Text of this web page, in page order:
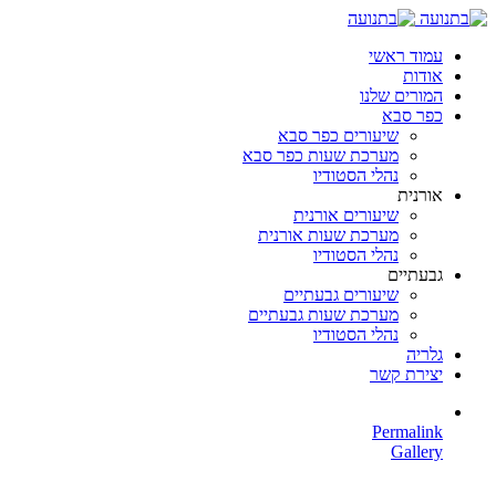
עמוד ראשי
אודות
המורים שלנו
כפר סבא
שיעורים כפר סבא
מערכת שעות כפר סבא
נהלי הסטודיו
אורנית
שיעורים אורנית
מערכת שעות אורנית
נהלי הסטודיו
גבעתיים
שיעורים גבעתיים
מערכת שעות גבעתיים
נהלי הסטודיו
גלריה
יצירת קשר
Permalink
Gallery